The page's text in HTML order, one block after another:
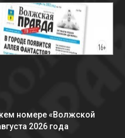
номере «Волжской
2026 года